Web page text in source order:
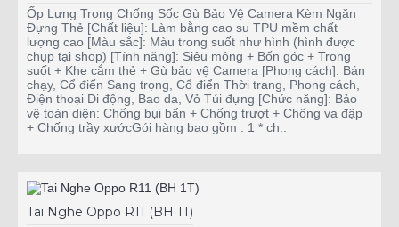
Ốp Lưng Trong Chống Sốc Gù Bảo Vệ Camera Kèm Ngăn
Đựng Thẻ [Chất liệu]: Làm bằng cao su TPU mềm chất
lượng cao [Màu sắc]: Màu trong suốt như hình (hình được
chụp tại shop) [Tính năng]: Siêu mỏng + Bốn góc + Trong
suốt + Khe cắm thẻ + Gù bảo vệ Camera [Phong cách]: Bán
chạy, Cổ điển Sang trọng, Cổ điển Thời trang, Phong cách,
Điện thoại Di động, Bao da, Vỏ Túi đựng [Chức năng]: Bảo
vệ toàn diện: Chống bụi bẩn + Chống trượt + Chống va đập
+ Chống trầy xướcGói hàng bao gồm : 1 * ch..
Tai Nghe Oppo R11 (BH 1T)